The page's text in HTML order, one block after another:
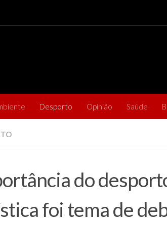
Desporto Opinião Saúde
do
foi tema de